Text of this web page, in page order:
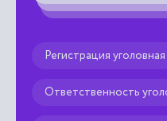
Регистрация уголовная
Ответственность